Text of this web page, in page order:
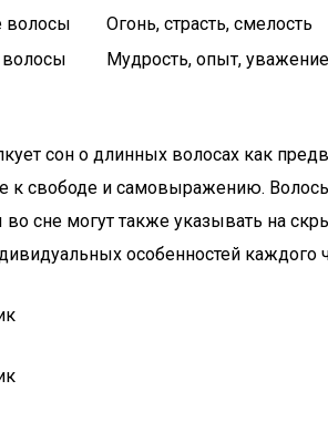
Огонь, страсть, смелость
Мудрость, опыт, уважение
сон о длинных волосах как
к свободе и самовыражению.
сне могут также указывать на
особенностей каждого